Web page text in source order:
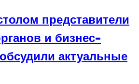
представители
и бизнес-
актуальные